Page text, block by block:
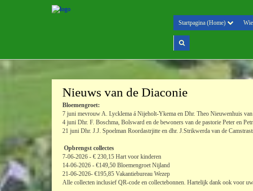
Startpagina (Home)
Nieuws van de Diaconie
Bloemengroet:
7 juni mevrouw A. Lycklema á Nijeholt-Ykema en Dhr. Theo Nieuwenhuis
4 juni Dhr. F. Boschma, Bolsward en de bewoners van de pastorie Peter en
21 juni Dhr. J.J. Spoelman Roordastrjitte en dhr. J.Strikwerda van de
Opbrengst collectes
7-06-2026 - € 230,15 Hart voor kinderen
14-06-2026 - €149,50 Bloemengroet Nijland
21-06-2026- €195,85 Vakantiebureau Wezep
Alle collecten inclusief QR-code en collectebonnen. Hartelijk dank ook voor